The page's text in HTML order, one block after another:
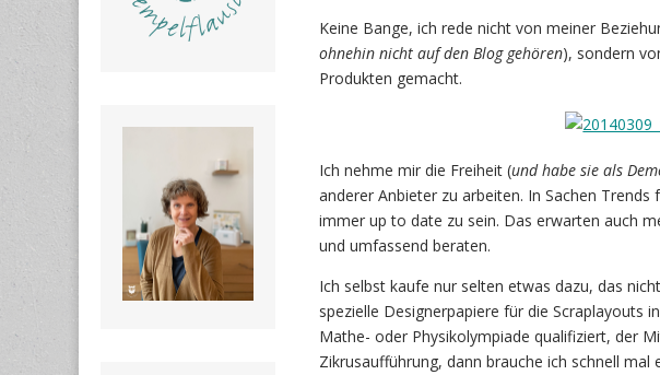
Keine Bange, ich rede nicht von meiner
ohnehin nicht auf den Blog gehören), sondern
Produkten gemacht.
Ich nehme mir die Freiheit (und habe sie als
anderer Anbieter zu arbeiten. In Sachen
immer up to date zu sein. Das erwarten auch
und umfassend beraten.
Ich selbst kaufe nur selten etwas dazu, das
spezielle Designerpapiere für die Scraplayouts
Mathe- oder Physikolympiade qualifiziert, der
Zikrusaufführung, dann brauche ich schnell